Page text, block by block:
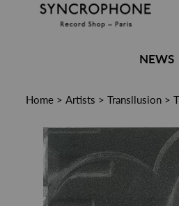
NEWS
Home > Artists > Transllusion >